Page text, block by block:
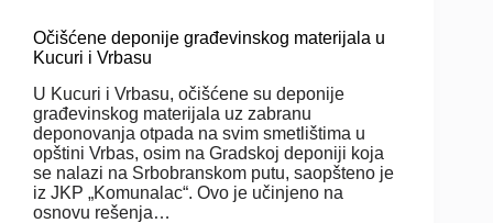
Očišćene deponije građevinskog materijala u
Kucuri i Vrbasu
U Kucuri i Vrbasu, očišćene su deponije
građevinskog materijala uz zabranu
deponovanja otpada na svim smetlištima u
opštini Vrbas, osim na Gradskoj deponiji koja
se nalazi na Srbobranskom putu, saopšteno je
iz JKP „Komunalac“. Ovo je učinjeno na
osnovu rešenja…